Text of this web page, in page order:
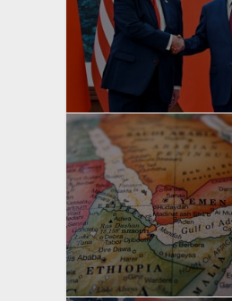
yazan
Bahri Ak
yazan
Bahri Ak